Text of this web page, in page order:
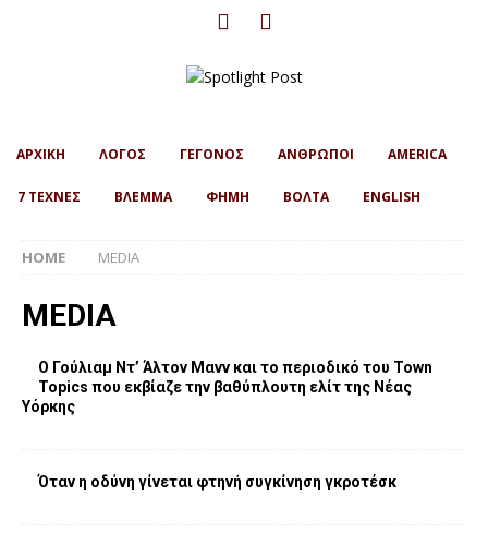
ΑΡΧΙΚΗ ΛΟΓΟΣ ΓΕΓΟΝΟΣ ΑΝΘΡΩΠΟΙ AMERICA
7 ΤΕΧΝΕΣ ΒΛΕΜΜΑ ΦΗΜΗ ΒΟΛΤΑ ENGLISH
HOME MEDIA
MEDIA
Ο Γούλιαμ Ντ’ Άλτον Μανν και το περιοδικό του Town
Topics που εκβίαζε την βαθύπλουτη ελίτ της Νέας
Υόρκης
Όταν η οδύνη γίνεται φτηνή συγκίνηση γκροτέσκ